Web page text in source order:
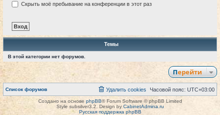
Скрыть моё пребывание на конференции в этот раз
Темы
В этой категории нет форумов.
Перейти
Список форумов Часовой пояс: UTC+03:00
Удалить cookies
Создано на основе phpBB® Forum Software © phpBB Limited
Style subsilver3.2. Design by CabinetAdmina.ru
Русская поддержка phpBB